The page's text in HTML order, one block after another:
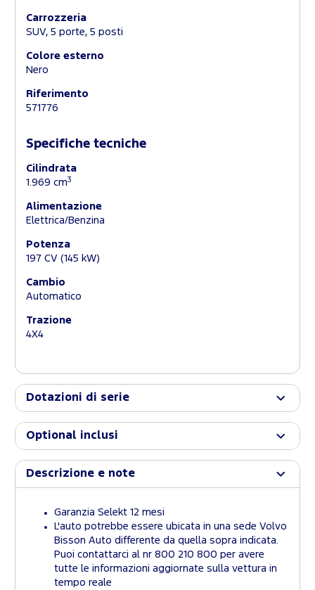
Carrozzeria
SUV, 5 porte, 5 posti
Colore esterno
Nero
Riferimento
571776
Specifiche tecniche
Cilindrata
1.969 cm3
Alimentazione
Elettrica/Benzina
Potenza
197 CV (145 kW)
Cambio
Automatico
Trazione
4X4
Dotazioni di serie
Optional inclusi
Descrizione e note
Garanzia Selekt 12 mesi
L'auto potrebbe essere ubicata in una sede Volvo
Bisson Auto differente da quella sopra indicata.
Puoi contattarci al nr 800 210 800 per avere
tutte le informazioni aggiornate sulla vettura in
tempo reale